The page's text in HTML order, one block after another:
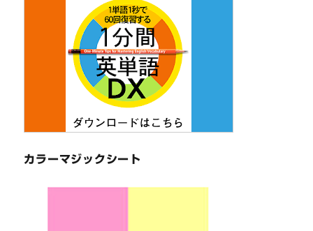
カラーマジックシート